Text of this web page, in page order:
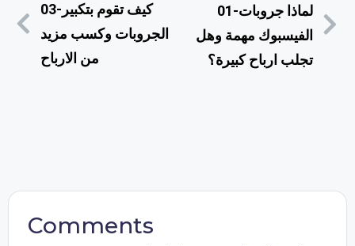
03-كيف تقوم بتكبير
الجروبات وكسب مزيد
من الارباح
01-لماذا جروبات
الفيسبوك مهمة وهل
تجلب ارباح كبيرة؟
Comments